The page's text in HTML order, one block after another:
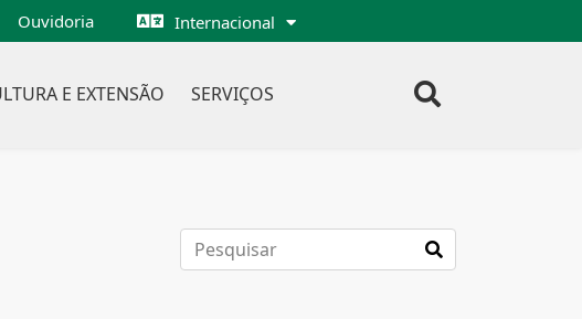
Ouvidoria Internacional
E EXTENSÃO SERVIÇOS